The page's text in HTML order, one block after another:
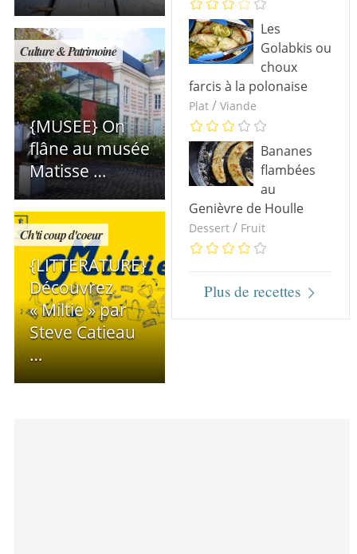
Culture & Patrimoine
{MUSEE} On
flâne au musée
Matisse …
Ch'ti coup d'coeur
{LITTERATURE}
Découvrez
« Miltie » par
Steve Catieau
…
Les
Golabkis ou
choux
farcis à la polonaise
Plat/ Viande
Bananes
flambées
au
Genièvre de Houlle
Dessert/ Fruit
Plus de recettes